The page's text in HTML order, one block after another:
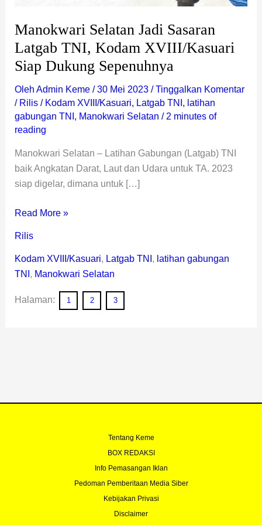
Manokwari Selatan Jadi Sasaran
Latgab TNI, Kodam XVIII/Kasuari
Siap Dukung Sepenuhnya
Oleh Admin Keme / 30 Mei 2023 / Tinggalkan Komentar
/ Rilis/ Kodam XVIII/Kasuari, Latgab TNI , latihan
gabungan TNI , Manokwari Selatan / 2 minutes of
reading
Manokwari Selatan – Latihan Gabungan (Latgab) TNI
baik Angkatan Darat, Laut dan Udara untuk TA. 2023
siap digelar, dimana untuk […]
Read More »
Rilis
Kodam XVIII/Kasuari, Latgab TNI , latihan gabungan
TNI , Manokwari Selatan
Halaman: 1 2 3
Tentang Keme
BOX REDAKSI
Info Pemasangan Iklan
Pedoman Pemberitaan Media Siber
Kebijakan Privasi
Disclaimer